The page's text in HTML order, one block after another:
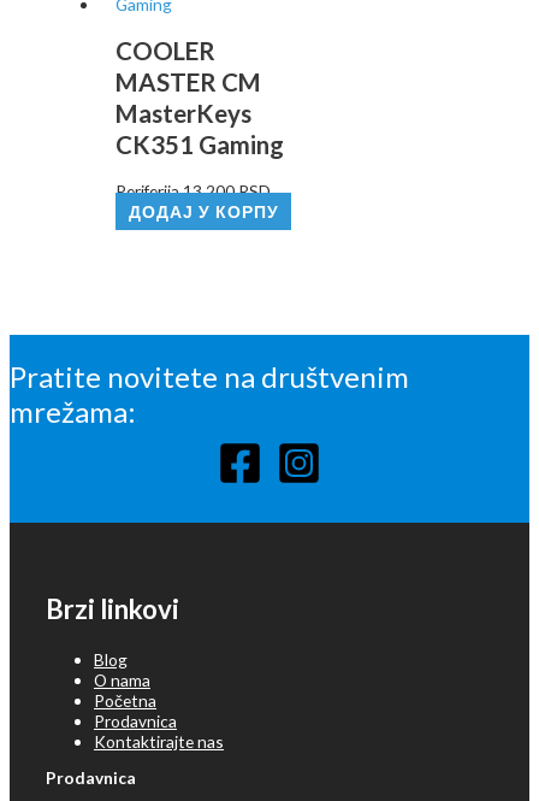
COOLER
MASTER CM
MasterKeys
CK351 Gaming
Periferija13.200RSD
ДОДАЈ У КОРПУ
Pratite novitete na društvenim
mrežama:
Brzi linkovi
Blog
O nama
Početna
Prodavnica
Kontaktirajte nas
Prodavnica